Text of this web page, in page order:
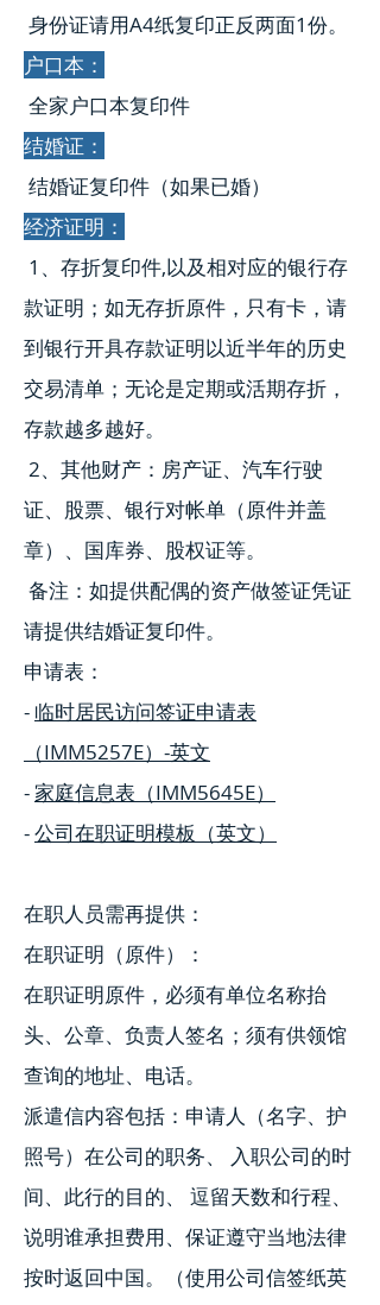
身份证请用A4纸复印正反两面1份。
户口本：
全家户口本复印件
结婚证：
结婚证复印件（如果已婚）
经济证明：
1、存折复印件,以及相对应的银行存
款证明；如无存折原件，只有卡，请
到银行开具存款证明以近半年的历史
交易清单；无论是定期或活期存折，
存款越多越好。
2、其他财产：房产证、汽车行驶
证、股票、银行对帐单（原件并盖
章）、国库券、股权证等。
备注：如提供配偶的资产做签证凭证
请提供结婚证复印件。
申请表：
- 临时居民访问签证申请表
（IMM5257E）-英文
- 家庭信息表（IMM5645E）
-公司在职证明模板（英文）
在职人员需再提供：
在职证明（原件）：
在职证明原件，必须有单位名称抬
头、公章、负责人签名；须有供领馆
查询的地址、电话。
派遣信内容包括：申请人（名字、护
照号）在公司的职务、 入职公司的时
间、此行的目的、 逗留天数和行程、
说明谁承担费用、保证遵守当地法律
按时返回中国。（使用公司信签纸英